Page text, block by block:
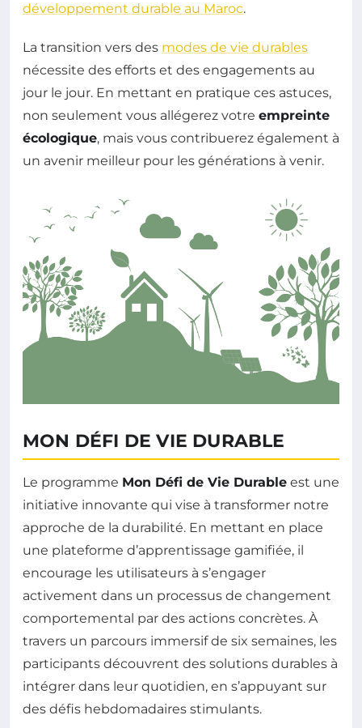
développement durable au Maroc.
La transition vers des modes de vie durables
nécessite des efforts et des engagements au
jour le jour. En mettant en pratique ces astuces,
non seulement vous allégerez votre empreinte
écologique, mais vous contribuerez également à
un avenir meilleur pour les générations à venir.
MON DÉFI DE VIE DURABLE
Le programme Mon Défi de Vie Durable est une
initiative innovante qui vise à transformer notre
approche de la durabilité. En mettant en place
une plateforme d’apprentissage gamifiée, il
encourage les utilisateurs à s’engager
activement dans un processus de changement
comportemental par des actions concrètes. À
travers un parcours immersif de six semaines, les
participants découvrent des solutions durables à
intégrer dans leur quotidien, en s’appuyant sur
des défis hebdomadaires stimulants.